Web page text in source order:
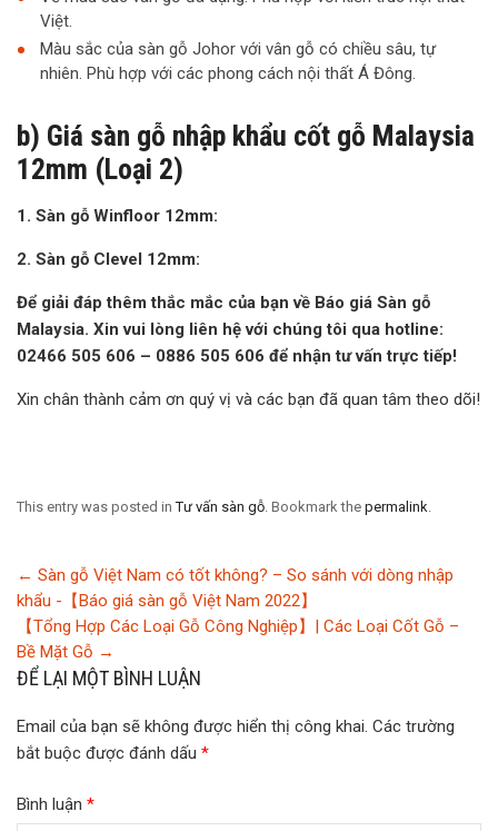
Việt.
Màu sắc của sàn gỗ Johor với vân gỗ có chiều sâu, tự
nhiên. Phù hợp với các phong cách nội thất Á Đông.
b) Giá sàn gỗ nhập khẩu cốt gỗ Malaysia
12mm (Loại 2)
1. Sàn gỗ Winfloor 12mm:
2. Sàn gỗ Clevel 12mm:
Để giải đáp thêm thắc mắc của bạn về Báo giá Sàn gỗ
Malaysia. Xin vui lòng liên hệ với chúng tôi qua hotline:
02466 505 606 – 0886 505 606 để nhận tư vấn trực tiếp!
Xin chân thành cảm ơn quý vị và các bạn đã quan tâm theo dõi!
This entry was posted inTư vấn sàn gỗ. Bookmark the permalink.
← Sàn gỗ Việt Nam có tốt không? – So sánh với dòng nhập
khẩu -【Báo giá sàn gỗ Việt Nam 2022】
【Tổng Hợp Các Loại Gỗ Công Nghiệp】| Các Loại Cốt Gỗ –
Bề Mặt Gỗ →
ĐỂ LẠI MỘT BÌNH LUẬN
Email của bạn sẽ không được hiển thị công khai. Các trường
bắt buộc được đánh dấu *
Bình luận *